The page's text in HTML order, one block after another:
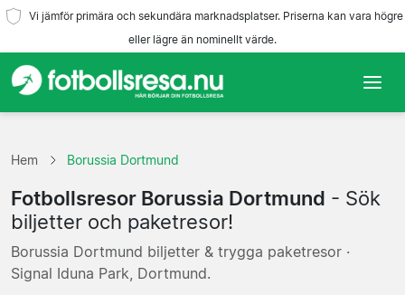
Vi jämför primära och sekundära marknadsplatser. Priserna kan vara högre
eller lägre än nominellt värde.
Lag
Ligor
Resebyråer
Hem Borussia Dortmund
Fotbollsresor Borussia Dortmund - Sök
biljetter och paketresor!
Borussia Dortmund biljetter & trygga paketresor ·
Signal Iduna Park, Dortmund.